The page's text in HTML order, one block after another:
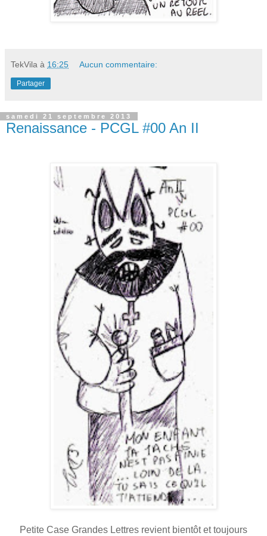
TekVila à 16:25 Aucun commentaire:
Partager
samedi 21 septembre 2013
Renaissance - PCGL #00 An II
Petite Case Grandes Lettres revient bientôt et toujours